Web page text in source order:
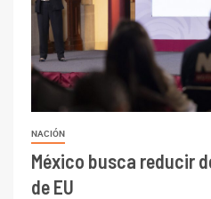
NACIÓN
México busca reducir
de EU